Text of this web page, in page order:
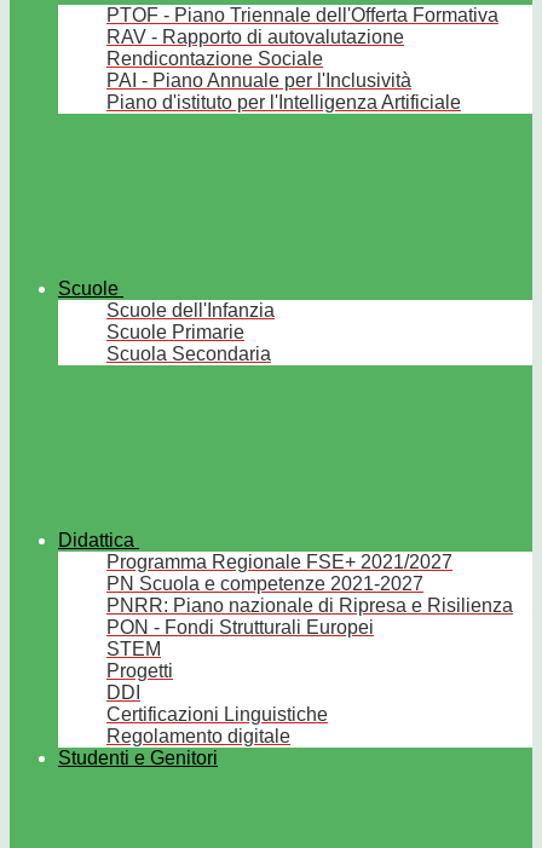
PTOF - Piano Triennale dell'Offerta Formativa
RAV - Rapporto di autovalutazione
Rendicontazione Sociale
PAI - Piano Annuale per l'Inclusività
Piano d'istituto per l'Intelligenza Artificiale
Scuole
Scuole dell'Infanzia
Scuole Primarie
Scuola Secondaria
Didattica
Programma Regionale FSE+ 2021/2027
PN Scuola e competenze 2021-2027
PNRR: Piano nazionale di Ripresa e Risilienza
PON - Fondi Strutturali Europei
STEM
Progetti
DDI
Certificazioni Linguistiche
Regolamento digitale
Studenti e Genitori